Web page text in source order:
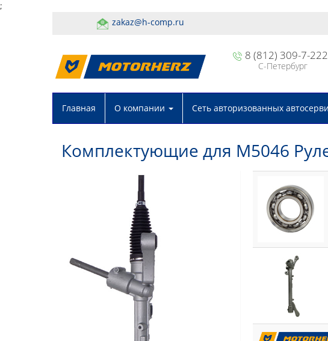
;
zakaz@h-comp.ru
8 (812) 309-7-222
С-Петербург
Главная О компании Сеть авторизованных
Комплектующие для M5046